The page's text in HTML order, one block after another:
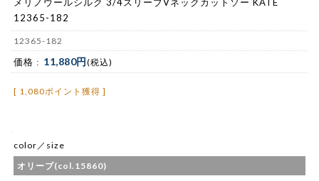
12365-182
12365-182
価格 : 11,880円(税込)
[ 1,080ポイント獲得 ]
color／size
オリーブ(col.15860)